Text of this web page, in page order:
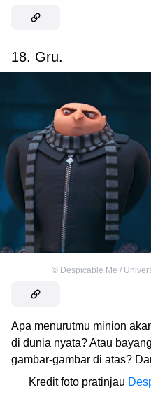
18. Gru.
© Despicable Me /
Apa menurutmu minion
di dunia nyata? Atau
gambar-gambar di atas?
Kredit foto pratinjau